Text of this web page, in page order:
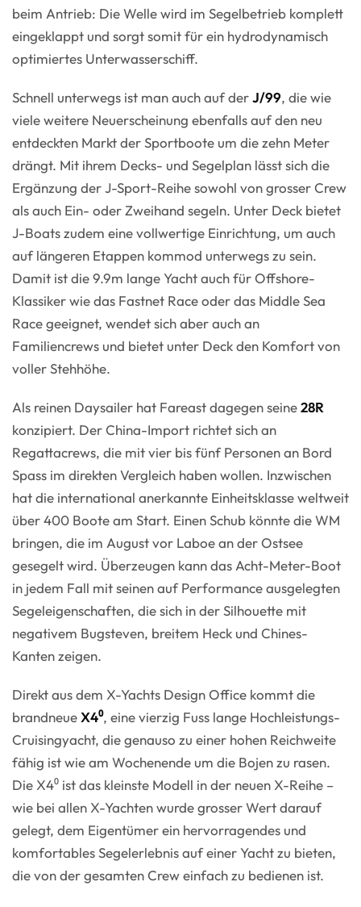
beim Antrieb: Die Welle wird im Segelbetrieb komplett
eingeklappt und sorgt somit für ein hydrodynamisch
optimiertes Unterwasserschiff.
Schnell unterwegs ist man auch auf derJ/99, die wie
viele weitere Neuerscheinung ebenfalls auf den neu
entdeckten Markt der Sportboote um die zehn Meter
drängt. Mit ihrem Decks- und Segelplan lässt sich die
Ergänzung der J-Sport-Reihe sowohl von grosser Crew
als auch Ein- oder Zweihand segeln. Unter Deck bietet
J-Boats zudem eine vollwertige Einrichtung, um auch
auf längeren Etappen kommod unterwegs zu sein.
Damit ist die 9.9m lange Yacht auch für Offshore-
Klassiker wie das Fastnet Race oder das Middle Sea
Race geeignet, wendet sich aber auch an
Familiencrews und bietet unter Deck den Komfort von
voller Stehhöhe.
Als reinen Daysailer hat Fareast dagegen seine28R
konzipiert. Der China-Import richtet sich an
Regattacrews, die mit vier bis fünf Personen an Bord
Spass im direkten Vergleich haben wollen. Inzwischen
hat die international anerkannte Einheitsklasse weltweit
über 400 Boote am Start. Einen Schub könnte die WM
bringen, die im August vor Laboe an der Ostsee
gesegelt wird. Überzeugen kann das Acht-Meter-Boot
in jedem Fall mit seinen auf Performance ausgelegten
Segeleigenschaften, die sich in der Silhouette mit
negativem Bugsteven, breitem Heck und Chines-
Kanten zeigen.
Direkt aus dem X-Yachts Design Office kommt die
brandneueX4⁰, eine vierzig Fuss lange Hochleistungs-
Cruisingyacht, die genauso zu einer hohen Reichweite
fähig ist wie am Wochenende um die Bojen zu rasen.
Die X4⁰ ist das kleinste Modell in der neuen X-Reihe –
wie bei allen X-Yachten wurde grosser Wert darauf
gelegt, dem Eigentümer ein hervorragendes und
komfortables Segelerlebnis auf einer Yacht zu bieten,
die von der gesamten Crew einfach zu bedienen ist.